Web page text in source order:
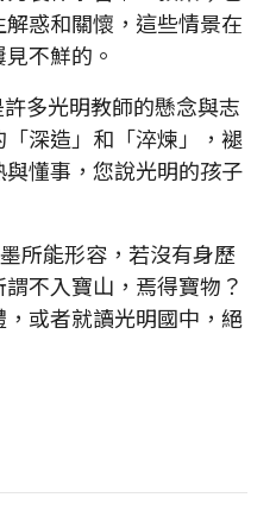
惑和關懷，這些情景在
不鮮的。
多光明教師的懸念與志
深造」和「淬煉」，褪
懂事，您說光明的孩子
所能形容，若沒有身歷
不入寶山，焉得寶物？
或者就讀光明國中，絕